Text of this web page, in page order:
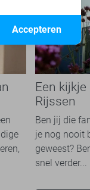
Een
Rijssen
Ben jij die
je nog nooit
geweest?
snel verder...
Accepteren